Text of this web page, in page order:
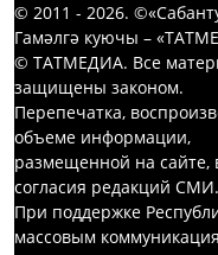
© 2011 - 2026.
Гамәлгә куючы –
© ТАТМЕДИА. Все
защищены законом.
Перепечатка,
объеме информации,
размещенной на сайте,
согласия редакций СМИ.
При поддержке
массовым